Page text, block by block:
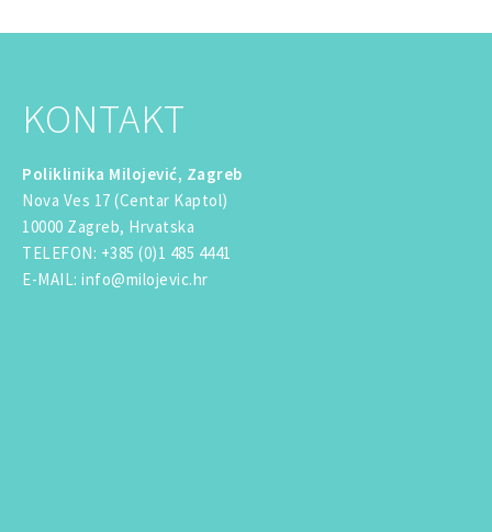
KONTAKT
Poliklinika Milojević, Zagreb
Nova Ves 17 (Centar Kaptol)
10000 Zagreb, Hrvatska
TELEFON: +385 (0)1 485 4441
E-MAIL: info@milojevic.hr